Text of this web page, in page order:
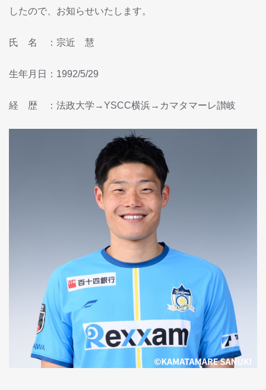
したので、お知らせいたします。
氏 名 ：宗近 慧
生年月日：1992/5/29
経 歴 ：法政大学→YSCC横浜→カマタマーレ讃岐